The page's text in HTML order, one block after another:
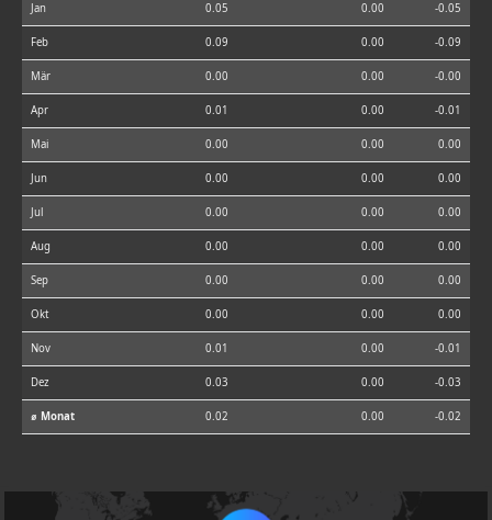
Jan 0.05 0.00 -0.05
Feb 0.09 0.00 -0.09
Mär 0.00 0.00 -0.00
Apr 0.01 0.00 -0.01
Mai 0.00 0.00 0.00
Jun 0.00 0.00 0.00
Jul 0.00 0.00 0.00
Aug 0.00 0.00 0.00
Sep 0.00 0.00 0.00
Okt 0.00 0.00 0.00
Nov 0.01 0.00 -0.01
Dez 0.03 0.00 -0.03
⌀ Monat 0.02 0.00 -0.02